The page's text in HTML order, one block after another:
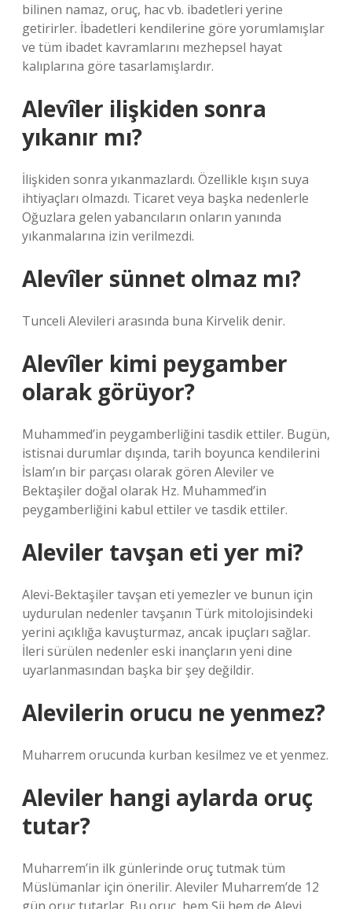
bilinen namaz, oruç, hac vb. ibadetleri yerine
getirirler. İbadetleri kendilerine göre yorumlamışlar
ve tüm ibadet kavramlarını mezhepsel hayat
kalıplarına göre tasarlamışlardır.
Alevîler ilişkiden sonra
yıkanır mı?
İlişkiden sonra yıkanmazlardı. Özellikle kışın suya
ihtiyaçları olmazdı. Ticaret veya başka nedenlerle
Oğuzlara gelen yabancıların onların yanında
yıkanmalarına izin verilmezdi.
Alevîler sünnet olmaz mı?
Tunceli Alevileri arasında buna Kirvelik denir.
Alevîler kimi peygamber
olarak görüyor?
Muhammed’in peygamberliğini tasdik ettiler. Bugün,
istisnai durumlar dışında, tarih boyunca kendilerini
İslam’ın bir parçası olarak gören Aleviler ve
Bektaşiler doğal olarak Hz. Muhammed’in
peygamberliğini kabul ettiler ve tasdik ettiler.
Aleviler tavşan eti yer mi?
Alevi-Bektaşiler tavşan eti yemezler ve bunun için
uydurulan nedenler tavşanın Türk mitolojisindeki
yerini açıklığa kavuşturmaz, ancak ipuçları sağlar.
İleri sürülen nedenler eski inançların yeni dine
uyarlanmasından başka bir şey değildir.
Alevilerin orucu ne yenmez?
Muharrem orucunda kurban kesilmez ve et yenmez.
Aleviler hangi aylarda oruç
tutar?
Muharrem’in ilk günlerinde oruç tutmak tüm
Müslümanlar için önerilir. Aleviler Muharrem’de 12